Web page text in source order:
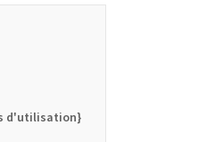
d'utilisation}